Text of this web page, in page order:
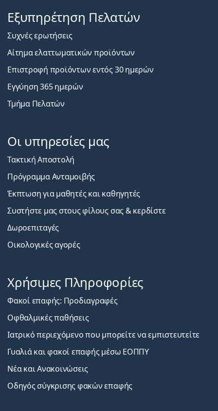
Εξυπηρέτηση Πελατών
Συχνές ερωτήσεις
Αίτημα ελαττωματικών προϊόντων
Επιστροφή προϊόντων εντός 30 ημερών
Εγγύηση 365 ημερών
Τμήμα Πελατών
Οι υπηρεσίες μας
Τακτική Αποστολή
Πρόγραμμα Ανταμοιβής
Έκπτωση για μαθητές και καθηγητές
Συστήστε μας στους φίλους σας & κερδίστε
Δωροεπιταγές
Οικολογικές αγορές
Χρήσιμες Πληροφορίες
Φακοί επαφής: Προδιαγραφές
Οφθαλμικές παθήσεις
Ιατρικό περιεχόμενο που μπορείτε να εμπιστευτείτε
Γυαλιά και φακοί επαφής μέσω ΕΟΠΠΥ
Νέα και Ανακοινώσεις
Οδηγός σύγκρισης φακών επαφής